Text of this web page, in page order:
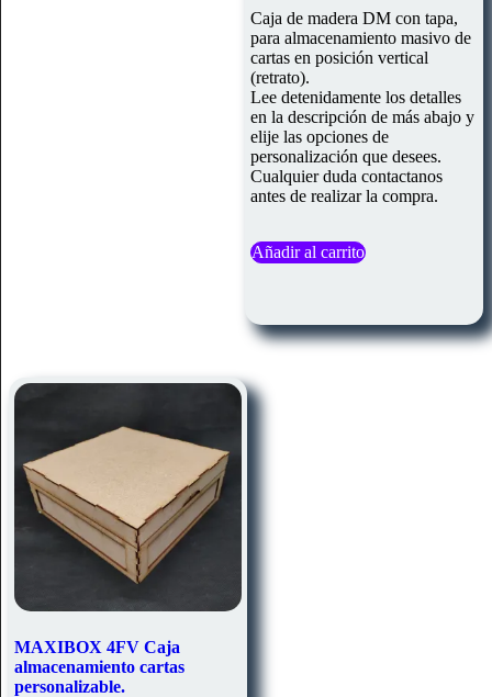
5.00
de 5
Caja de madera DM con tapa,
para almacenamiento masivo de
cartas en posición vertical
(retrato).
Lee detenidamente los detalles
en la descripción de más abajo y
elije las opciones de
personalización que desees.
Cualquier duda contactanos
antes de realizar la compra.
Añadir al carrito
MAXIBOX 4FV Caja
almacenamiento cartas
personalizable.